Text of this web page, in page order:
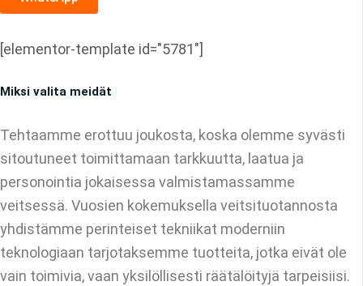
[elementor-template id="5781"]
Miksi valita meidät
Tehtaamme erottuu joukosta, koska olemme syvästi
sitoutuneet toimittamaan tarkkuutta, laatua ja
personointia jokaisessa valmistamassamme
veitsessä. Vuosien kokemuksella veitsituotannosta
yhdistämme perinteiset tekniikat moderniin
teknologiaan tarjotaksemme tuotteita, jotka eivät ole
vain toimivia, vaan yksilöllisesti räätälöityjä tarpeisiisi.